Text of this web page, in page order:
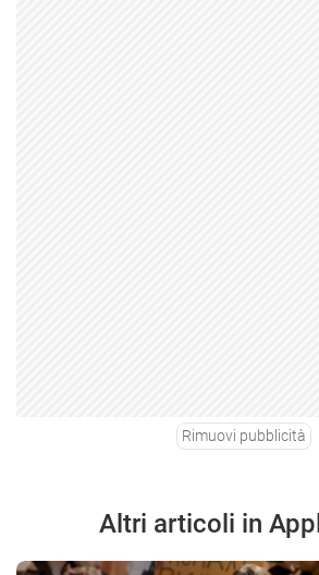
Rimuovi pubblicità
Altri articoli in